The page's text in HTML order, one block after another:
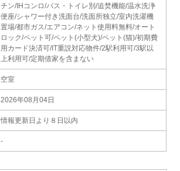
チン/IHコンロ/バス・トイレ別/追焚機能/温水洗浄
便座/シャワー付き洗面台/洗面所独立/室内洗濯機
置場/都市ガス/エアコン/ネット使用料無料/オート
ロック/ペット可/ペット(小型犬)/ペット(猫)/初期費
用カード決済可/IT重説対応物件/2駅利用可/3駅以
上利用可/定期借家を含まない
空室
2026年08月04日
情報更新日より８日以内
-